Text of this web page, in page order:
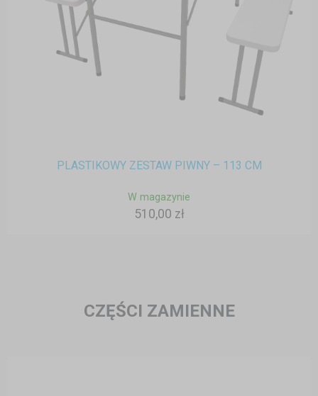
PLASTIKOWY ZESTAW PIWNY – 113 CM
W magazynie
510,00 zł
CZĘŚCI ZAMIENNE